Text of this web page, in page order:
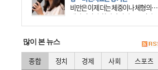
비만은 이제 더는 체중이나 체형의 문
제가 아니다. 하나의 질병으로 인지
하고 치료와 관리를 해야 한다. 세계
많이 본 뉴스
종합 정치 경제 사회 스포츠